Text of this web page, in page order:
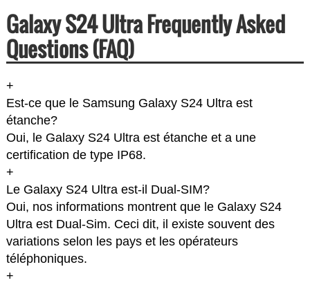
Galaxy S24 Ultra Frequently Asked
Questions (FAQ)
+
Est-ce que le Samsung Galaxy S24 Ultra est
étanche?
Oui, le Galaxy S24 Ultra est étanche et a une
certification de type IP68.
+
Le Galaxy S24 Ultra est-il Dual-SIM?
Oui, nos informations montrent que le Galaxy S24
Ultra est Dual-Sim. Ceci dit, il existe souvent des
variations selon les pays et les opérateurs
téléphoniques.
+